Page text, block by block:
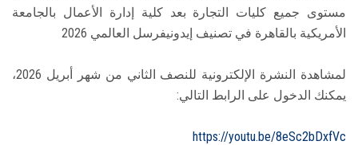
مستوى جميع كليات التجارة بعد كلية إدارة الأعمال بالجامعة
الأمريكية بالقاهرة في تصنيف إيدونيفرسل العالمي 2026
لمشاهدة النشرة الإلكترونية للنصف الثاني من شهر أبريل 2026،
يمكنك الدخول على الرابط التالي:
https://youtu.be/8eSc2bDxfVc